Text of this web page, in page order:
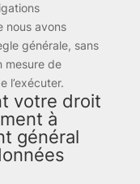
nous avons
générale, sans
mesure de
l’exécuter.
votre droit
à
général